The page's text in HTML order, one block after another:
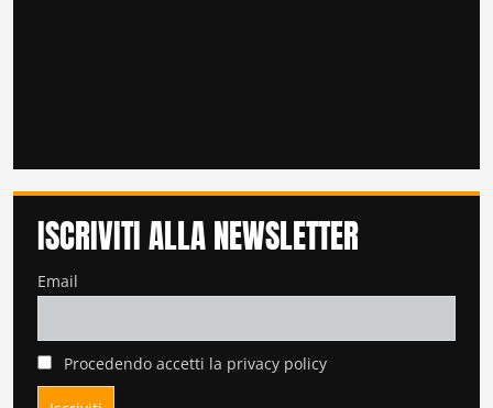
ISCRIVITI ALLA NEWSLETTER
Email
Procedendo accetti la privacy policy